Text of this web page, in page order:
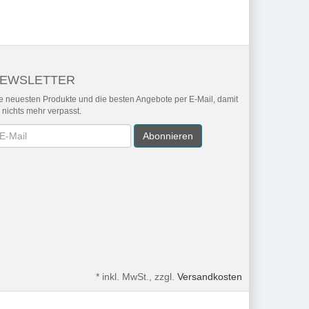
neuesten Produkte und die besten Angebote per E-Mail, damit
nichts mehr verpasst.
Abonnieren
* inkl. MwSt., zzgl. Versandkosten